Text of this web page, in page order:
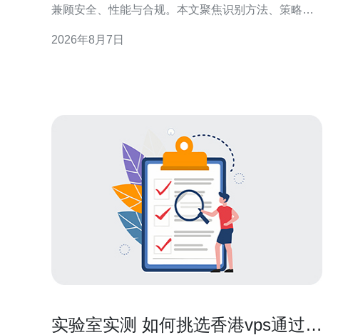
兼顾安全、性能与合规。本文聚焦识别方法、策略设
点，适合用于SEO与本地化安全部署参考。 为何需要
2026年8月7日
实验室实测 如何挑选香港vps通过压